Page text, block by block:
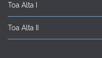
Toa Alta I
Toa Alta II